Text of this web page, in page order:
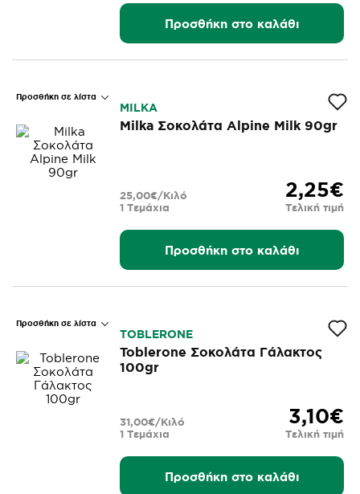
Προσθήκη στο καλάθι
Προσθήκη σε λίστα
MILKA
Milka Σοκολάτα Alpine Milk 90gr
2,25€
Τελική τιμή
1 Τεμάχια
25,00€/Κιλό
Προσθήκη στο καλάθι
Προσθήκη σε λίστα
TOBLERONE
Toblerone Σοκολάτα Γάλακτος
100gr
3,10€
Τελική τιμή
1 Τεμάχια
31,00€/Κιλό
Προσθήκη στο καλάθι